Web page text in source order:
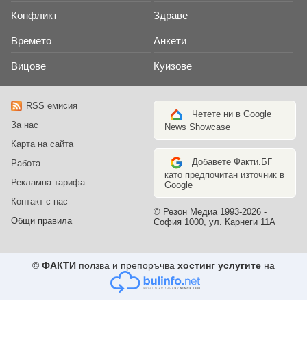
Конфликт Здраве
Времето Анкети
Вицове Куизове
RSS емисия
За нас
Карта на сайта
Работа
Рекламна тарифа
Контакт с нас
Общи правила
Четете ни в Google
News Showcase
Добавете Факти.БГ
като предпочитан източник в
Google
© Резон Медиа 1993-2026 -
София 1000, ул. Карнеги 11А
© ФАКТИ ползва и препоръчва хостинг услугите на